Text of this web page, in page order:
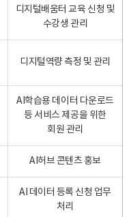
디지털배움터 교육 신청 및
수강생 관리
디지털역량 측정 및 관리
AI학습용 데이터 다운로드
등 서비스 제공을 위한
회원 관리
AI허브 콘텐츠 홍보
AI 데이터 등록 신청 업무
처리